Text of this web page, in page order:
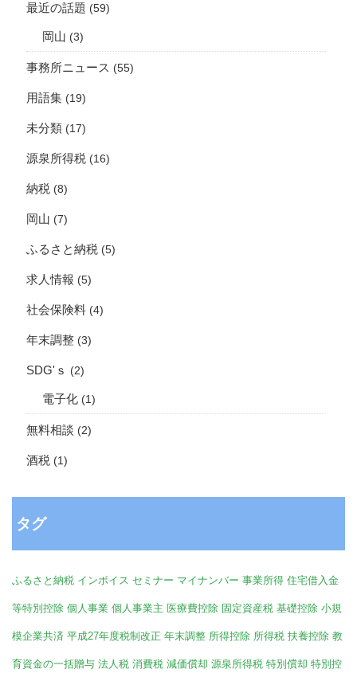
最近の話題 (59)
岡山 (3)
事務所ニュース (55)
用語集 (19)
未分類 (17)
源泉所得税 (16)
納税 (8)
岡山 (7)
ふるさと納税 (5)
求人情報 (5)
社会保険料 (4)
年末調整 (3)
SDG'ｓ (2)
電子化 (1)
無料相談 (2)
酒税 (1)
タグ
ふるさと納税 インボイス セミナー マイナンバー 事業所得 住宅借入金
等特別控除 個人事業 個人事業主 医療費控除 固定資産税 基礎控除 小規
模企業共済 平成27年度税制改正 年末調整 所得控除 所得税 扶養控除 教
育資金の一括贈与 法人税 消費税 減価償却 源泉所得税 特別償却 特別控